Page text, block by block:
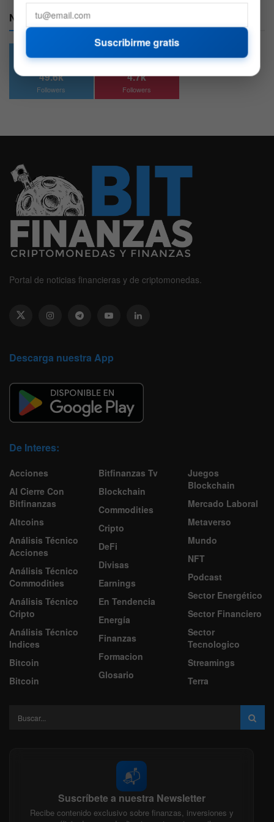
Nuestras Redes:
49.6k
Followers
4.7k
Followers
Portal de noticias financieras y de criptomonedas.
Descarga nuestra App
De Interes:
Acciones
Al Cierre Con
Bitfinanzas
Altcoins
Análisis Técnico
Acciones
Análisis Técnico
Commodities
Análisis Técnico
Cripto
Análisis Técnico
Indices
Bitcoin
Bitcoin
Bitfinanzas Tv
Blockchain
Commodities
Cripto
DeFi
Divisas
Earnings
En Tendencia
Energía
Finanzas
Formacion
Glosario
Juegos
Blockchain
Mercado Laboral
Metaverso
Mundo
NFT
Podcast
Sector Energético
Sector Financiero
Sector
Tecnologico
Streamings
Terra
📬
Suscríbete a nuestra Newsletter
Recibe contenido exclusivo sobre finanzas, inversiones y
Suscribirme gratis